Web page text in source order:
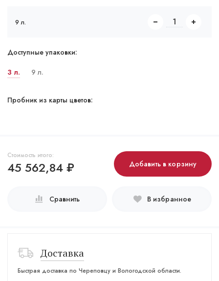
9 л.
Доступные упаковки:
3 л. 9 л.
Пробник из карты цветов:
Стоимость итого:
45 562,84 ₽ Добавить в корзину
Сравнить В избранное
Доставка
Быстрая доставка по Череповцу и Вологодской области.